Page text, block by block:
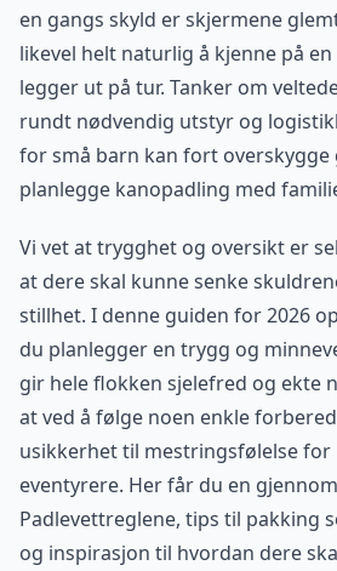
en gangs skyld er skjermene
likevel helt naturlig å kjenne på
legger ut på tur. Tanker om
rundt nødvendig utstyr og
for små barn kan fort overskygge
planlegge kanopadling med
Vi vet at trygghet og oversikt er
at dere skal kunne senke
stillhet. I denne guiden for 2026
du planlegger en trygg og
gir hele flokken sjelefred og ekte
at ved å følge noen enkle
usikkerhet til mestringsfølelse for
eventyrere. Her får du en
Padlevettreglene, tips til pakking
og inspirasjon til hvordan dere